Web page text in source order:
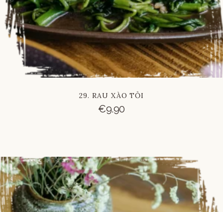
29. RAU XÀO TỎI
€9.90